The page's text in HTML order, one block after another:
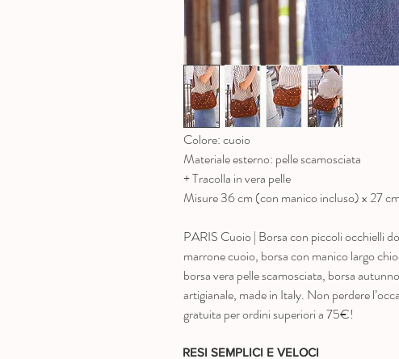
Colore: cuoio
Materiale esterno: pelle scamosciata
+ Tracolla in vera pelle
Misure 36 cm (con manico incluso) x 27 cm
PARIS Cuoio | Borsa con piccoli occhielli
marrone cuoio, borsa con manico largo
borsa vera pelle scamosciata, borsa
artigianale, made in Italy. Non perdere
gratuita per ordini superiori a 75€!
RESI SEMPLICI E VELOCI